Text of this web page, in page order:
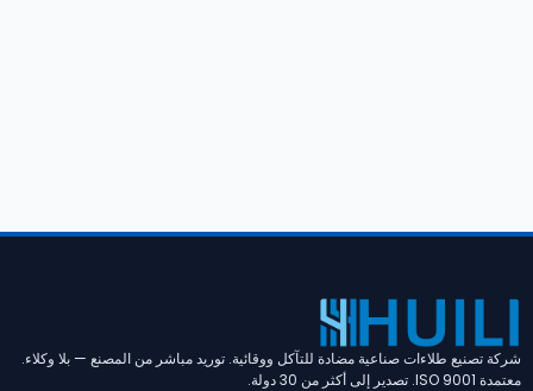
شركة تصنيع طلاءات صناعية مضادة للتآكل ووقائية. توريد مباشر من المصنع — بلا وكلاء.
معتمدة ISO 9001. تصدير إلى أكثر من 30 دولة.